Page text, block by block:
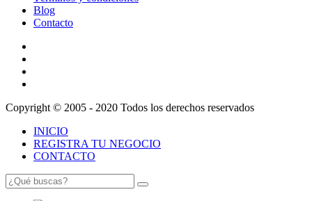
Blog
Contacto
Copyright © 2005 - 2020 Todos los derechos reservados
INICIO
REGISTRA TU NEGOCIO
CONTACTO